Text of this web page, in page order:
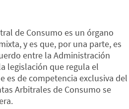
de Consumo es un órgano
y es que, por una parte, es
entre la Administración
legislación que regula el
es de competencia exclusiva del
Arbitrales de Consumo se